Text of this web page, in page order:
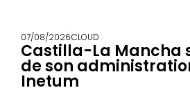
07/08/2026CLOUD
Castilla-La Mancha
de son
Inetum